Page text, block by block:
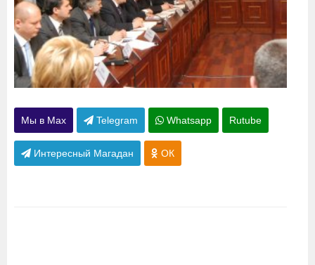
Мы в Max Telegram Whatsapp Rutube
Интересный Магадан ОК